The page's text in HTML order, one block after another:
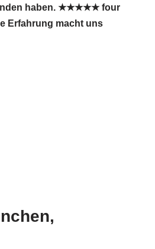
haben. ★★★★★ four
Erfahrung macht uns